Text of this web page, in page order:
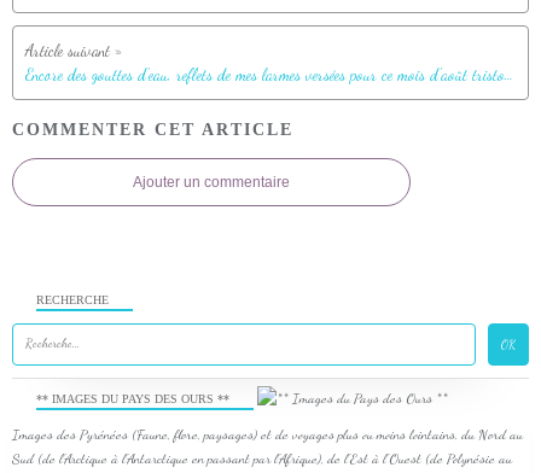
Encore des gouttes d'eau, reflets de mes larmes versées pour ce mois d'août tristounet
COMMENTER CET ARTICLE
Ajouter un commentaire
RECHERCHE
** IMAGES DU PAYS DES OURS **
Images des Pyrénées (Faune, flore, paysages) et de voyages plus ou moins lointains, du Nord au
Sud (de l'Arctique à l'Antarctique en passant par l'Afrique), de l'Est à l'Ouest (de Polynésie au